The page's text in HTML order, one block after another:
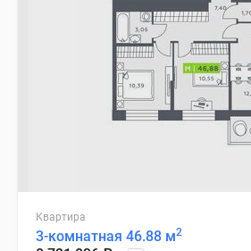
Квартира
3-комнатная 46.88 м2